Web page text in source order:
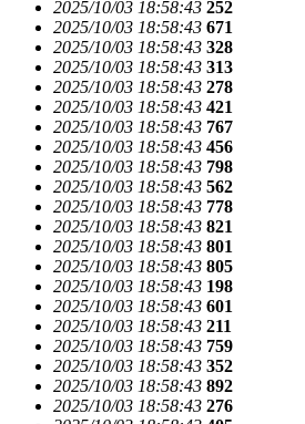
2025/10/03 18:58:43 252
2025/10/03 18:58:43 671
2025/10/03 18:58:43 328
2025/10/03 18:58:43 313
2025/10/03 18:58:43 278
2025/10/03 18:58:43 421
2025/10/03 18:58:43 767
2025/10/03 18:58:43 456
2025/10/03 18:58:43 798
2025/10/03 18:58:43 562
2025/10/03 18:58:43 778
2025/10/03 18:58:43 821
2025/10/03 18:58:43 801
2025/10/03 18:58:43 805
2025/10/03 18:58:43 198
2025/10/03 18:58:43 601
2025/10/03 18:58:43 211
2025/10/03 18:58:43 759
2025/10/03 18:58:43 352
2025/10/03 18:58:43 892
2025/10/03 18:58:43 276